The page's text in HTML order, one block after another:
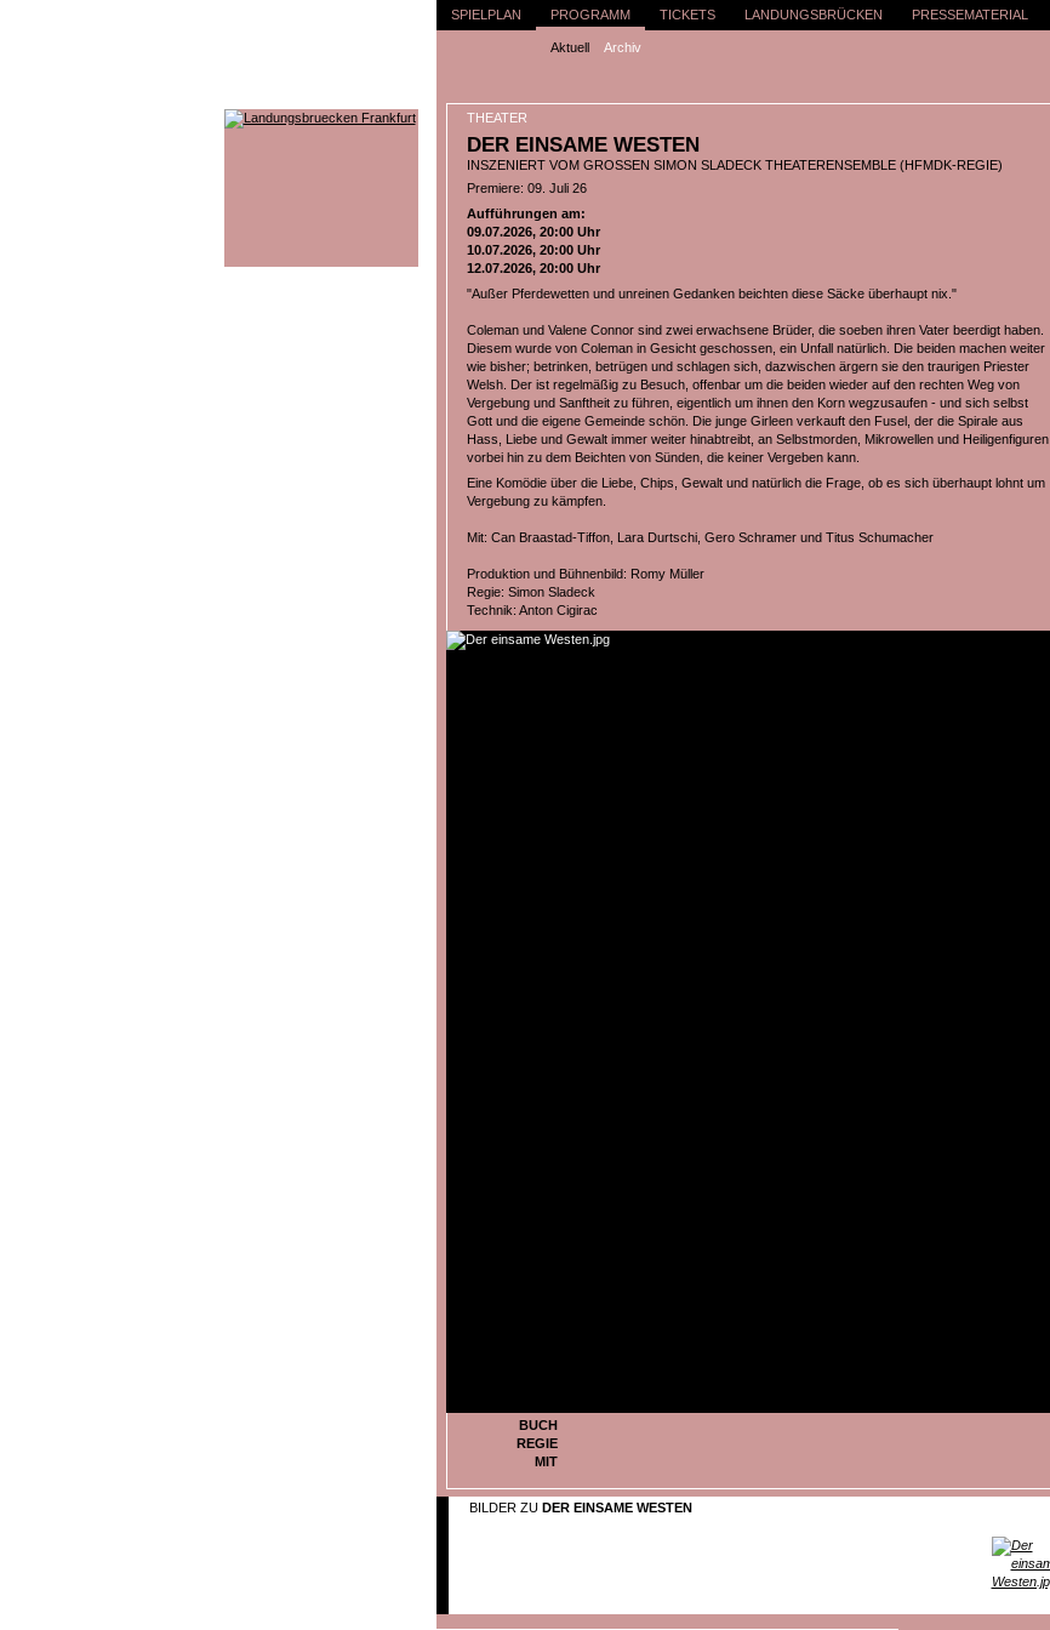
SPIELPLAN PROGRAMM
Aktuell Archiv
TICKETS LANDUNGSBRÜCKEN PRESSEMATERIAL
THEATER
DER EINSAME WESTEN
INSZENIERT VOM GROSSEN SIMON SLADECK THEATERENSEMBLE (HFMDK-REGIE)
Premiere: 09. Juli 26
Aufführungen am:
09.07.2026, 20:00 Uhr
10.07.2026, 20:00 Uhr
12.07.2026, 20:00 Uhr
"Außer Pferdewetten und unreinen Gedanken beichten diese Säcke überhaupt nix."
Coleman und Valene Connor sind zwei erwachsene Brüder, die soeben ihren Vater beerdigt haben.
Diesem wurde von Coleman in Gesicht geschossen, ein Unfall natürlich. Die beiden machen weiter
wie bisher; betrinken, betrügen und schlagen sich, dazwischen ärgern sie den traurigen Priester
Welsh. Der ist regelmäßig zu Besuch, offenbar um die beiden wieder auf den rechten Weg von
Vergebung und Sanftheit zu führen, eigentlich um ihnen den Korn wegzusaufen - und sich selbst
Gott und die eigene Gemeinde schön. Die junge Girleen verkauft den Fusel, der die Spirale aus
Hass, Liebe und Gewalt immer weiter hinabtreibt, an Selbstmorden, Mikrowellen und Heiligenfiguren
vorbei hin zu dem Beichten von Sünden, die keiner Vergeben kann.
Eine Komödie über die Liebe, Chips, Gewalt und natürlich die Frage, ob es sich überhaupt lohnt um
Vergebung zu kämpfen.
Mit: Can Braastad-Tiffon, Lara Durtschi, Gero Schramer und Titus Schumacher
Produktion und Bühnenbild: Romy Müller
Regie: Simon Sladeck
Technik: Anton Cigirac
BUCH
REGIE
MIT
BILDER ZU DER EINSAME WESTEN